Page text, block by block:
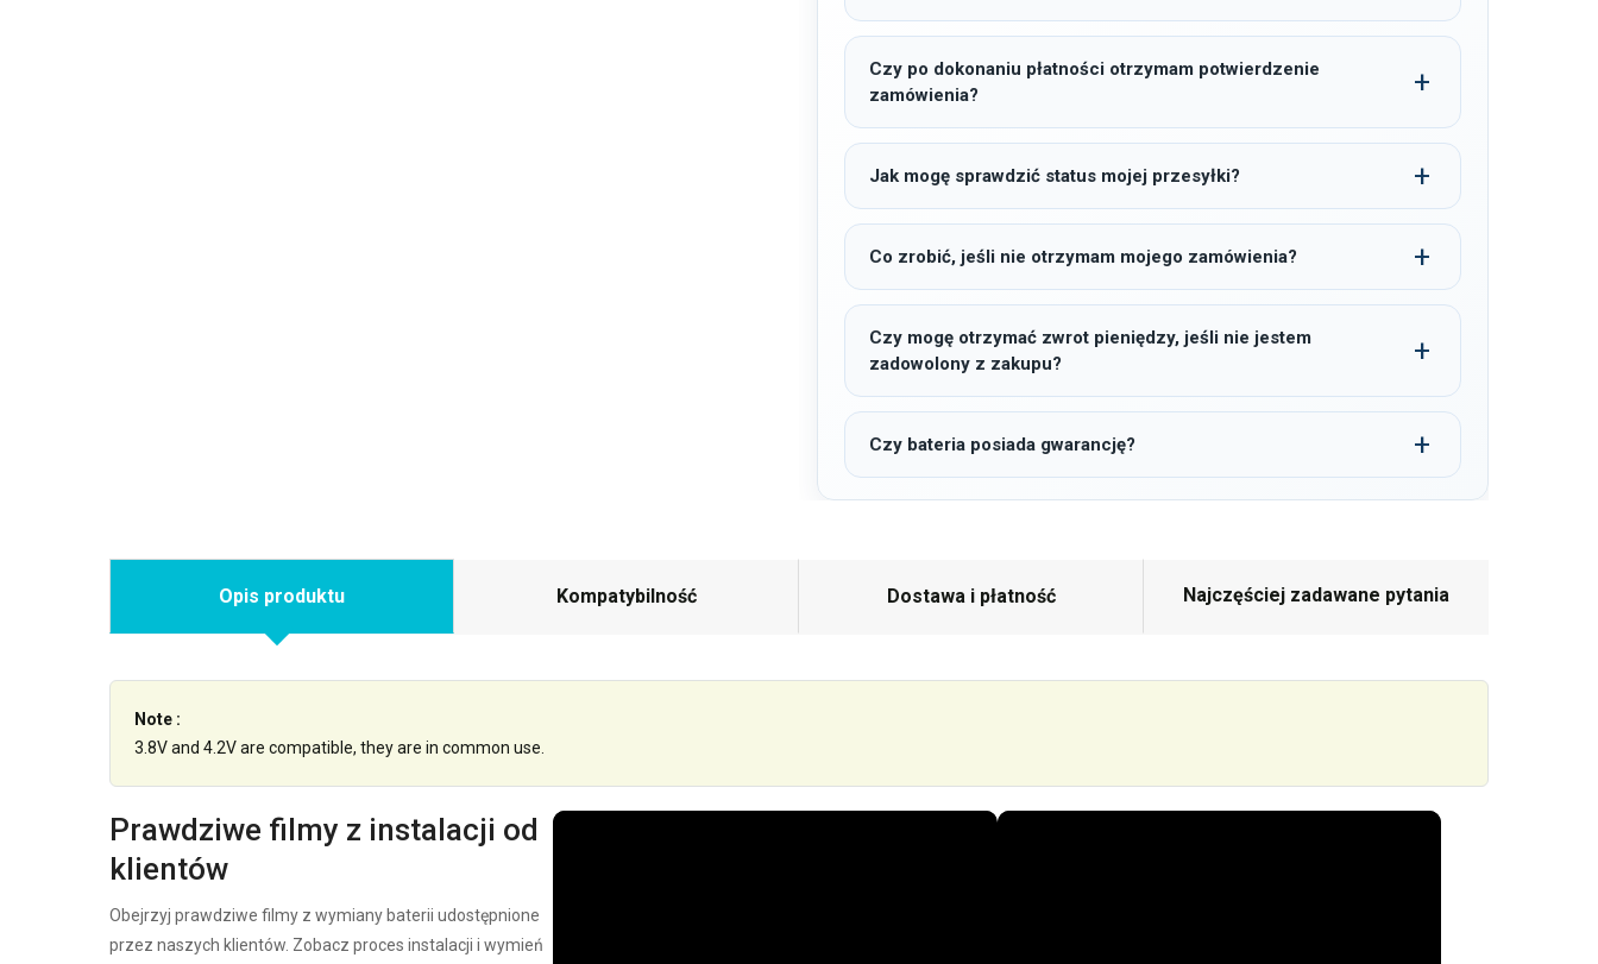
Czy po dokonaniu płatności otrzymam potwierdzenie
zamówienia?
Jak mogę sprawdzić status mojej przesyłki?
Co zrobić, jeśli nie otrzymam mojego zamówienia?
Czy mogę otrzymać zwrot pieniędzy, jeśli nie jestem
zadowolony z zakupu?
Czy bateria posiada gwarancję?
Opis produktu Kompatybilność Dostawa i płatność Najczęściej zadawane pytania
Note :
3.8V and 4.2V are compatible, they are in common use.
Prawdziwe filmy z instalacji od
klientów
Obejrzyj prawdziwe filmy z wymiany baterii udostępnione
przez naszych klientów. Zobacz proces instalacji i wymień